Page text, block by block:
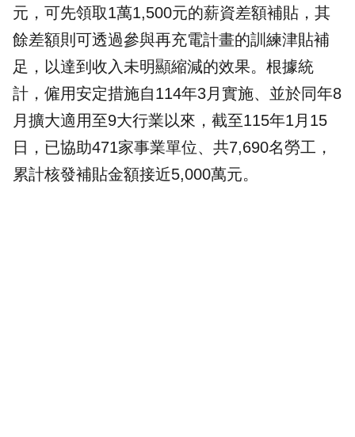
元，可先領取1萬1,500元的薪資差額補貼，其
餘差額則可透過參與再充電計畫的訓練津貼補
足，以達到收入未明顯縮減的效果。根據統
計，僱用安定措施自114年3月實施、並於同年8
月擴大適用至9大行業以來，截至115年1月15
日，已協助471家事業單位、共7,690名勞工，
累計核發補貼金額接近5,000萬元。